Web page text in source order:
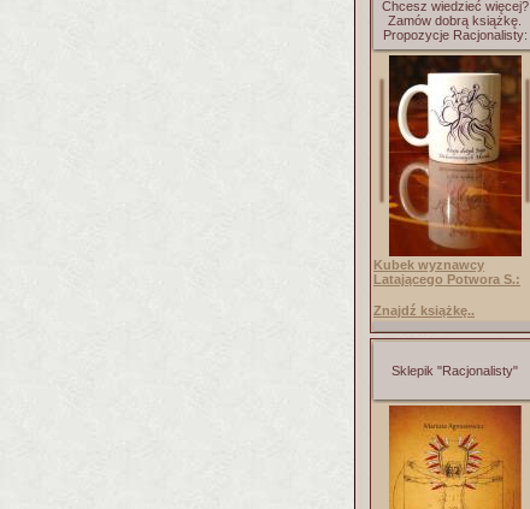
Chcesz wiedzieć więcej?
Zamów dobrą książkę.
Propozycje Racjonalisty:
Kubek wyznawcy
Latającego Potwora S.:
Znajdź książkę..
Sklepik "Racjonalisty"